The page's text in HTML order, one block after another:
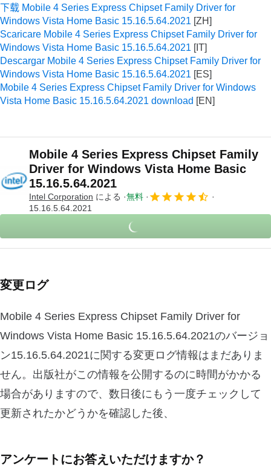
下载 Mobile 4 Series Express Chipset Family Driver for
Windows Vista Home Basic 15.16.5.64.2021
Scaricare Mobile 4 Series Express Chipset Family Driver for
Windows Vista Home Basic 15.16.5.64.2021
Descargar Mobile 4 Series Express Chipset Family Driver for
Windows Vista Home Basic 15.16.5.64.2021
Mobile 4 Series Express Chipset Family Driver for Windows
Vista Home Basic 15.16.5.64.2021 download
Mobile 4 Series Express Chipset Family
Driver for Windows Vista Home Basic
15.16.5.64.2021
Intel Corporation による
無料
15.16.5.64.2021
変更ログ
Mobile 4 Series Express Chipset Family Driver for
Windows Vista Home Basic 15.16.5.64.2021のバージョ
ン15.16.5.64.2021に関する変更ログ情報はまだありま
せん。出版社がこの情報を公開するのに時間がかかる
場合がありますので、数日後にもう一度チェックして
更新されたかどうかを確認した後、
アンケートにお答えいただけますか？